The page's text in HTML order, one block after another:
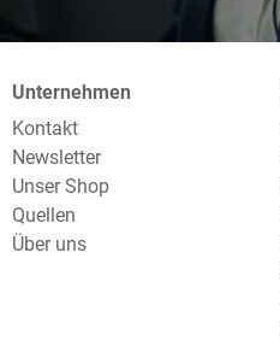
Unternehmen
Kontakt
Newsletter
Unser Shop
Quellen
Über uns